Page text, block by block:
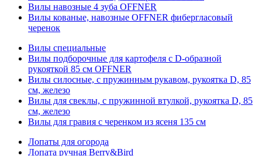
Вилы навозные 4 зуба OFFNER
Вилы кованые, навозные OFFNER фибергласовый
черенок
Вилы специальные
Вилы подборочные для картофеля с D-образной
рукояткой 85 см OFFNER
Вилы силосные, с пружинным рукавом, рукоятка D, 85
см, железо
Вилы для свеклы, с пружинной втулкой, рукоятка D, 85
см, железо
Вилы для гравия с черенком из ясеня 135 см
Лопаты для огорода
Лопата ручная Berry&Bird